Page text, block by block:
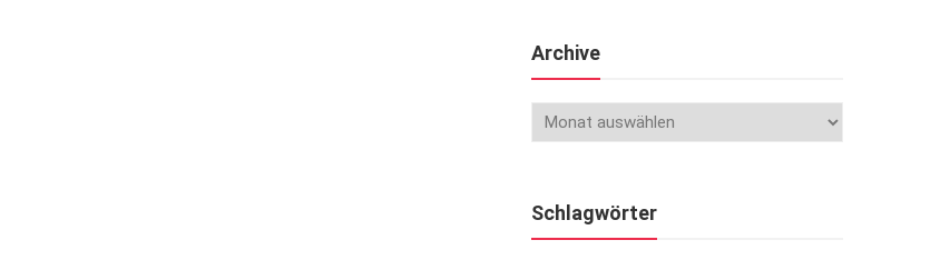
Archive
Schlagwörter